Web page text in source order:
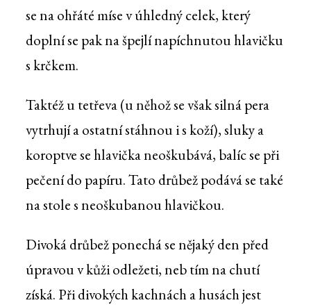
se na ohřáté míse v úhledný celek, který
doplní se pak na špejlí napíchnutou hlavičku
s krčkem.
Taktéž u tetřeva (u něhož se však silná pera
vytrhují a ostatní stáhnou i s koží), sluky a
koroptve se hlavička neoškubává, balíc se při
pečení do papíru. Tato drůbež podává se také
na stole s neoškubanou hlavičkou.
Divoká drůbež ponechá se nějaký den před
úpravou v kůži odležeti, neb tím na chutí
získá. Při divokých kachnách a husách jest